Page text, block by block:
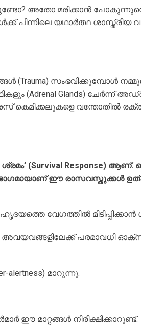
അതോ മരിക്കാൻ
പിന്നിലെ യഥാർത്ഥ ശാസ്ത്രീയ
(Trauma) സംഭവിക്കുമ്പോൾ
(Adrenal Glands) ചേർന്ന്
കെമിക്കലുകളെ വന്തോതിൽ
(Survival Response) ആണ്.
ഈ രാസവസ്തുക്കൾ
ഹൃദയത്തെ വേഗത്തിൽ മിടിപ്പിക്കാൻ
പരമാവധി
alertness) മാറുന്നു.
ഈ മാറ്റങ്ങൾ നിരീക്ഷിക്കാറുണ്ട്.